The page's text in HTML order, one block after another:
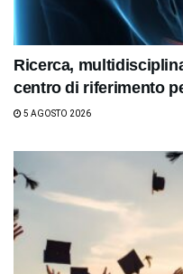
Ricerca,
centro di riferimento
5 AGOSTO 2026